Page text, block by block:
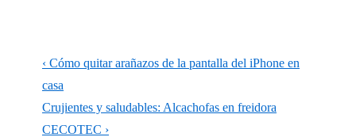
Navegación
de
entradas
La
entrada
anterior
es
‹ Cómo quitar arañazos de la pantalla del iPhone en
casa
La
entrada
Crujientes y saludables: Alcachofas en freidora
CECOTEC ›